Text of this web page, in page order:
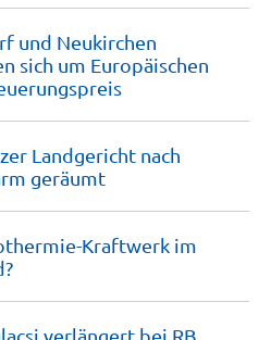
und Neukirchen
sich um Europäischen
Landgericht nach
geräumt
Kraftwerk im
verlängert bei RB